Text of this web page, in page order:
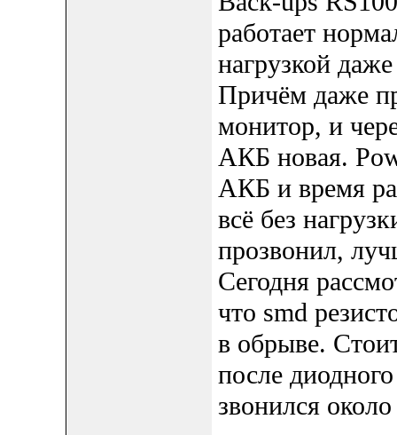
работает
нагрузкой
Причём даже
монитор, и
АКБ новая.
АКБ и время
всё без
прозвонил,
Сегодня
что smd
в обрыве.
после
звонился